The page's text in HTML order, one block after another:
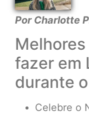
Por Charlotte
fazer em
durante
Celebre o